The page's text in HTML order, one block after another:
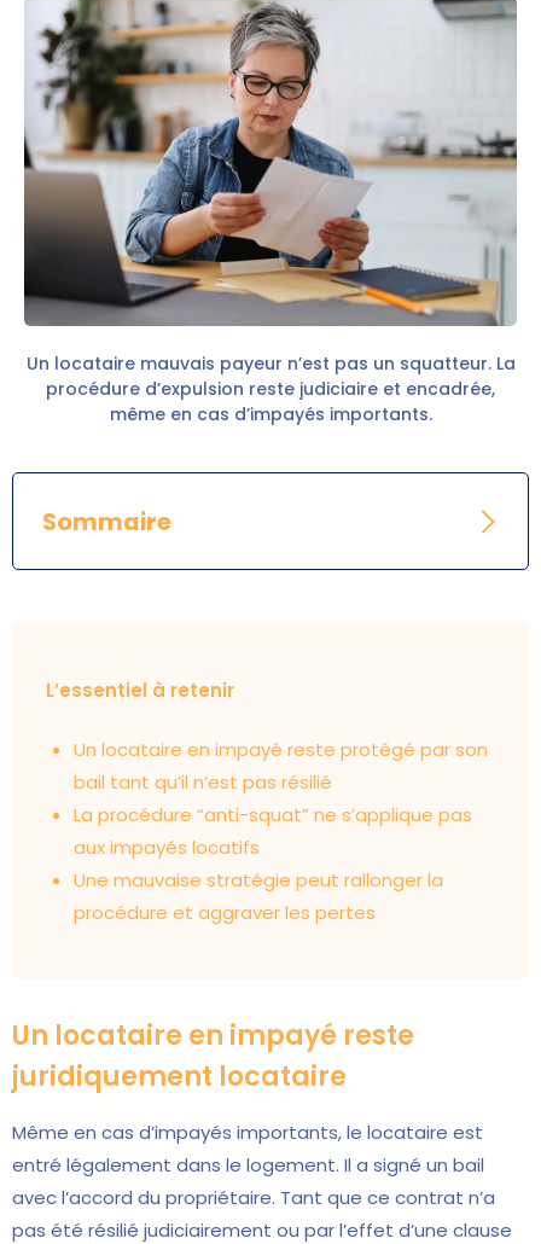
Un locataire mauvais payeur n’est pas un squatteur. La
procédure d’expulsion reste judiciaire et encadrée,
même en cas d’impayés importants.
Sommaire
L’essentiel à retenir
Un locataire en impayé reste protégé par son
bail tant qu’il n’est pas résilié
La procédure “anti-squat” ne s’applique pas
aux impayés locatifs
Une mauvaise stratégie peut rallonger la
procédure et aggraver les pertes
Un locataire en impayé reste
juridiquement locataire
Même en cas d’impayés importants, le locataire est
entré légalement dans le logement. Il a signé un bail
avec l’accord du propriétaire. Tant que ce contrat n’a
pas été résilié judiciairement ou par l’effet d’une clause